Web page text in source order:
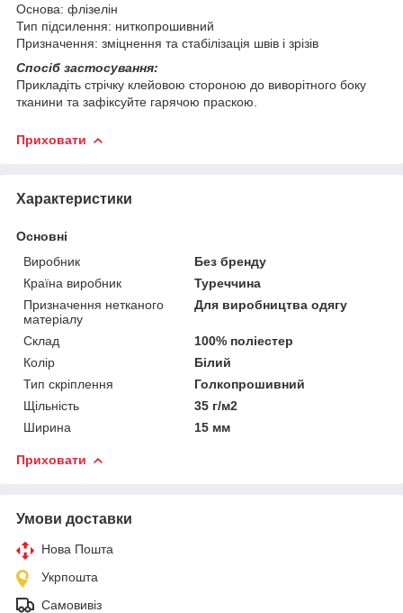
Основа: флізелін
Тип підсилення: ниткопрошивний
Призначення: зміцнення та стабілізація швів і зрізів
Спосіб застосування:
Прикладіть стрічку клейовою стороною до виворітного боку
тканини та зафіксуйте гарячою праскою.
Приховати
Характеристики
Основні
Виробник
Без бренду
Країна виробник
Туреччина
Призначення нетканого
матеріалу
Для виробництва одягу
Склад
100% поліестер
Колір
Білий
Тип скріплення
Голкопрошивний
Щільність
35 г/м2
Ширина
15 мм
Приховати
Умови доставки
Нова Пошта
Укрпошта
Самовивіз